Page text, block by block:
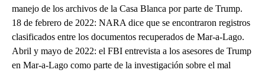
manejo de los archivos de la Casa Blanca por parte de Trump.
18 de febrero de 2022: NARA dice que se encontraron registros
clasificados entre los documentos recuperados de Mar-a-Lago.
Abril y mayo de 2022: el FBI entrevista a los asesores de Trump
en Mar-a-Lago como parte de la investigación sobre el mal